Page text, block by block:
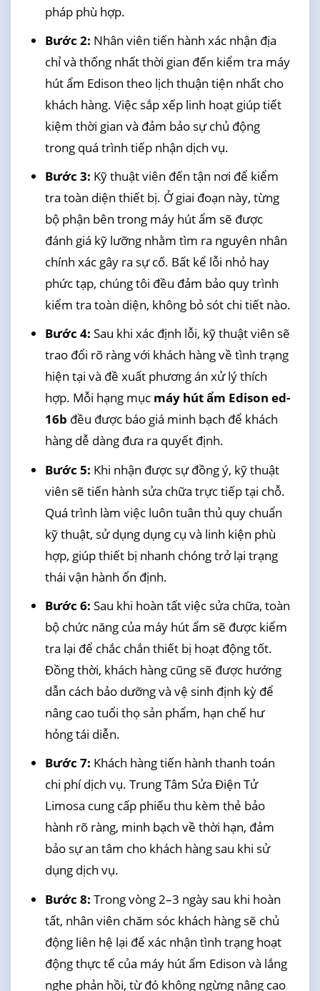
pháp phù hợp.
Bước 2: Nhân viên tiến hành xác nhận địa
chỉ và thống nhất thời gian đến kiểm tra máy
hút ẩm Edison theo lịch thuận tiện nhất cho
khách hàng. Việc sắp xếp linh hoạt giúp tiết
kiệm thời gian và đảm bảo sự chủ động
trong quá trình tiếp nhận dịch vụ.
Bước 3: Kỹ thuật viên đến tận nơi để kiểm
tra toàn diện thiết bị. Ở giai đoạn này, từng
bộ phận bên trong máy hút ẩm sẽ được
đánh giá kỹ lưỡng nhằm tìm ra nguyên nhân
chính xác gây ra sự cố. Bất kể lỗi nhỏ hay
phức tạp, chúng tôi đều đảm bảo quy trình
kiểm tra toàn diện, không bỏ sót chi tiết nào.
Bước 4: Sau khi xác định lỗi, kỹ thuật viên sẽ
trao đổi rõ ràng với khách hàng về tình trạng
hiện tại và đề xuất phương án xử lý thích
hợp. Mỗi hạng mục máy hút ẩm Edison ed-
16b đều được báo giá minh bạch để khách
hàng dễ dàng đưa ra quyết định.
Bước 5: Khi nhận được sự đồng ý, kỹ thuật
viên sẽ tiến hành sửa chữa trực tiếp tại chỗ.
Quá trình làm việc luôn tuân thủ quy chuẩn
kỹ thuật, sử dụng dụng cụ và linh kiện phù
hợp, giúp thiết bị nhanh chóng trở lại trạng
thái vận hành ổn định.
Bước 6: Sau khi hoàn tất việc sửa chữa, toàn
bộ chức năng của máy hút ẩm sẽ được kiểm
tra lại để chắc chắn thiết bị hoạt động tốt.
Đồng thời, khách hàng cũng sẽ được hướng
dẫn cách bảo dưỡng và vệ sinh định kỳ để
nâng cao tuổi thọ sản phẩm, hạn chế hư
hỏng tái diễn.
Bước 7: Khách hàng tiến hành thanh toán
chi phí dịch vụ. Trung Tâm Sửa Điện Tử
Limosa cung cấp phiếu thu kèm thẻ bảo
hành rõ ràng, minh bạch về thời hạn, đảm
bảo sự an tâm cho khách hàng sau khi sử
dụng dịch vụ.
Bước 8: Trong vòng 2–3 ngày sau khi hoàn
tất, nhân viên chăm sóc khách hàng sẽ chủ
động liên hệ lại để xác nhận tình trạng hoạt
động thực tế của máy hút ẩm Edison và lắng
nghe phản hồi, từ đó không ngừng nâng cao